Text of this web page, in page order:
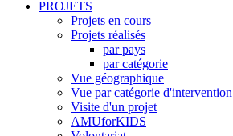
PROJETS
Projets en cours
Projets réalisés
par pays
par catégorie
Vue géographique
Vue par catégorie d'intervention
Visite d'un projet
AMUforKIDS